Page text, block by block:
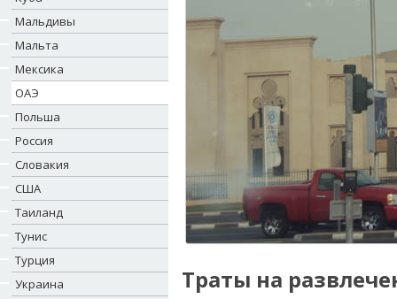
Мальдивы
Мальта
Мексика
ОАЭ
Польша
Россия
Словакия
США
Таиланд
Тунис
Турция
Украина
Траты на